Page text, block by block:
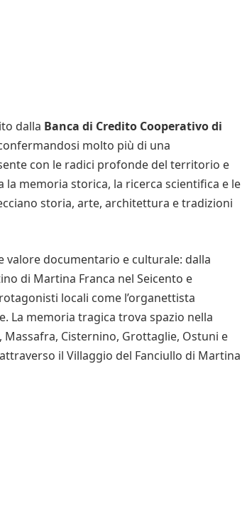
dalla Banca di Credito Cooperativo di
molto più di una
con le radici profonde del territorio e
memoria storica, la ricerca scientifica e le
storia, arte, architettura e tradizioni
documentario e culturale: dalla
di Martina Franca nel Seicento e
locali come l’organettista
La memoria tragica trova spazio nella
Cisternino, Grottaglie, Ostuni e
il Villaggio del Fanciullo di Martina